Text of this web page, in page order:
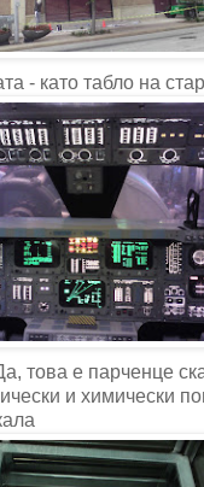
- като табло на
това е парченце
и химически